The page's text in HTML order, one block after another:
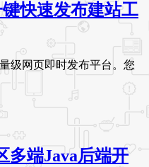
快速发布建站工
级网页即时发布平台。您
多端Java后端开